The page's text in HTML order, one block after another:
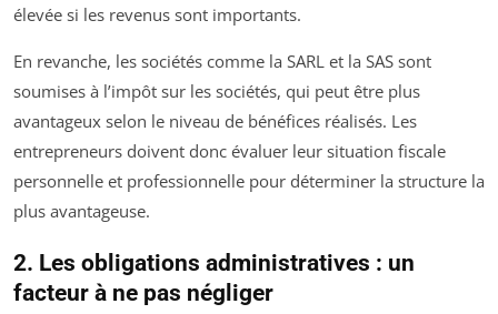
élevée si les revenus sont importants.
En revanche, les sociétés comme la SARL et la SAS sont
soumises à l’impôt sur les sociétés, qui peut être plus
avantageux selon le niveau de bénéfices réalisés. Les
entrepreneurs doivent donc évaluer leur situation fiscale
personnelle et professionnelle pour déterminer la structure la
plus avantageuse.
2. Les obligations administratives : un
facteur à ne pas négliger